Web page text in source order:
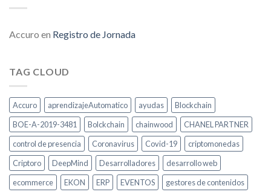
Accuro en Registro de Jornada
TAG CLOUD
Accuro aprendizajeAutomatico ayudas
Blockchain
BOE-A-2019-3481
Bolckchain chainwood
CHANEL PARTNER
control de presencia
Coronavirus Covid-19
criptomonedas
Criptoro
DeepMind Desarrolladores
desarrollo web
ecommerce
EKON ERP EVENTOS
gestores de contenidos